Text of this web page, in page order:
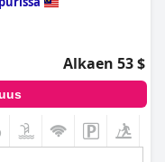
Alkaen 53 $